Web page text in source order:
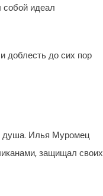
идеал
доблесть до сих пор
душа. Илья Муромец
защищал своих